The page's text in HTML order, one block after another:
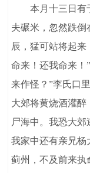
本月十三日有于
夫碾米，忽然跌
辰，猛可站将起
命来！还我命来！
来作怪？”李氏口
大郊将黄烧酒灌
尸海中。我恐大郊
我家中还有亲兄杨
蓟州，不及前来执